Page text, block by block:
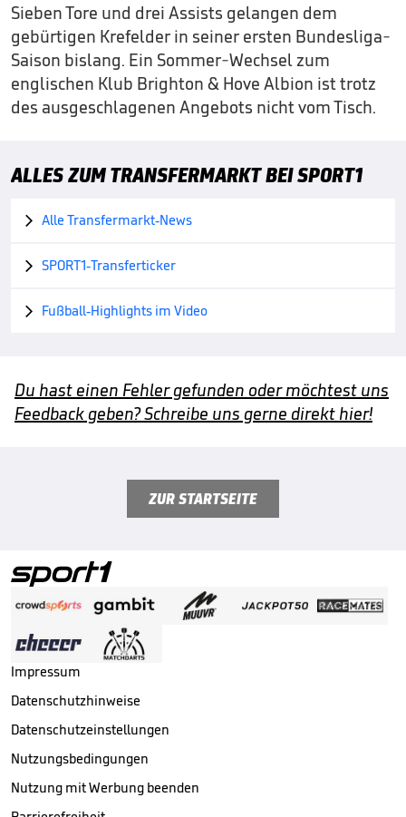
Sieben Tore und drei Assists gelangen dem
gebürtigen Krefelder in seiner ersten Bundesliga-
Saison bislang. Ein Sommer-Wechsel zum
englischen Klub Brighton & Hove Albion ist trotz
des ausgeschlagenen Angebots nicht vom Tisch.
ALLES ZUM TRANSFERMARKT BEI SPORT1
 Alle Transfermarkt-News
 SPORT1-Transferticker
 Fußball-Highlights im Video
Du hast einen Fehler gefunden oder möchtest uns
Feedback geben? Schreibe uns gerne direkt hier!
ZUR STARTSEITE
Impressum
Datenschutzhinweise
Datenschutzeinstellungen
Nutzungsbedingungen
Nutzung mit Werbung beenden